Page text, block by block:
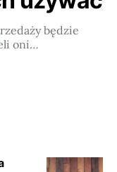
będzie
oni…